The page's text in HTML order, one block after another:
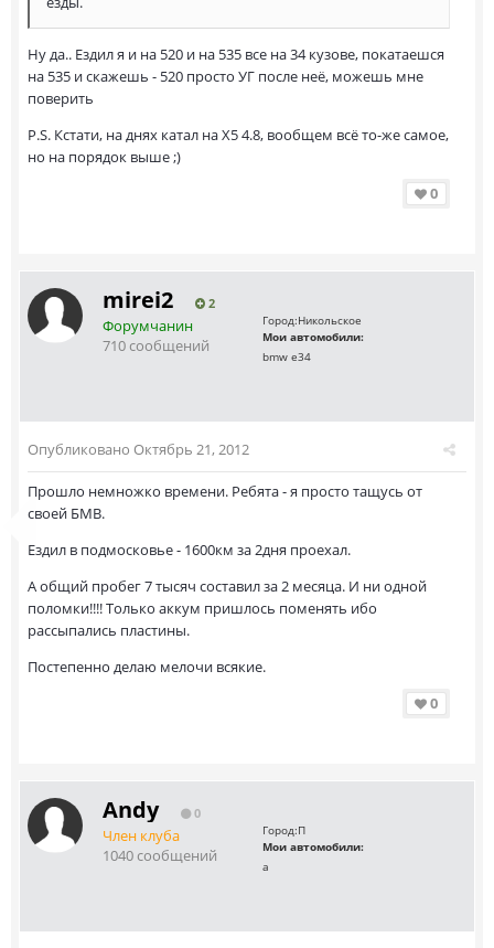
Ну да.. Ездил я и на 520 и на 535 все на 34 кузове, покатаешся
на 535 и скажешь - 520 просто УГ после неё, можешь мне
поверить
P.S. Кстати, на днях катал на Х5 4.8, вообщем всё то-же самое,
но на порядок выше ;)
0
mirei2 2
Форумчанин
710 сообщений
Город:Никольское
Мои автомобили:
bmw e34
Опубликовано Октябрь 21, 2012
Прошло немножко времени. Ребята - я просто тащусь от
своей БМВ.
Ездил в подмосковье - 1600км за 2дня проехал.
А общий пробег 7 тысяч составил за 2 месяца. И ни одной
поломки!!!! Только аккум пришлось поменять ибо
рассыпались пластины.
Постепенно делаю мелочи всякие.
0
Andy 0
Член клуба
1040 сообщений
Город:П
Мои автомобили:
а